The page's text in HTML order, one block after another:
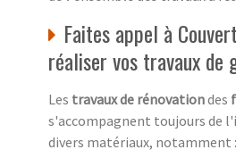
Faites appel à
réaliser vos travaux de
Les travaux de rénovationdes
s'accompagnent toujours de
divers matériaux, notamment :